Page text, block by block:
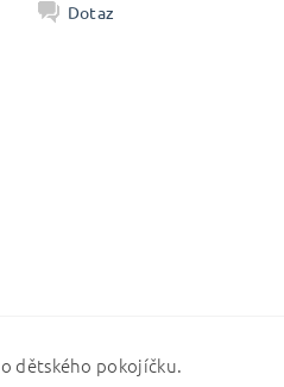
Dotaz
dětského pokojíčku.